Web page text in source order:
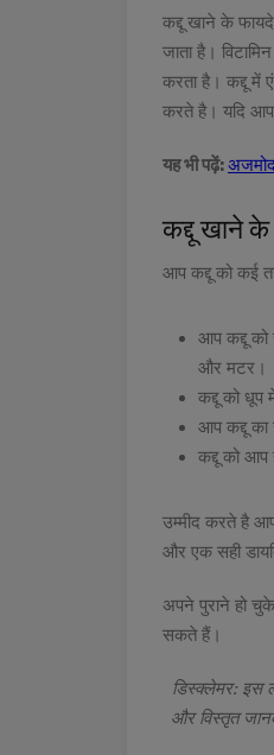
कद्दू खाने के फायदे
जाता है।
करता है। कद्दू में
करते है। यदि आप
यह भी पढ़ें:
कद्दू खाने
आप कद्दू को कई
आप कद्दू
और मटर।
कद्दू को धूप
आप कद्दू का
कद्दू को आप
उम्मीद करते है
और एक सही
अपने पुराने हो
सकते हैं।
डिस्क्लेमर: इस
और विस्तृत